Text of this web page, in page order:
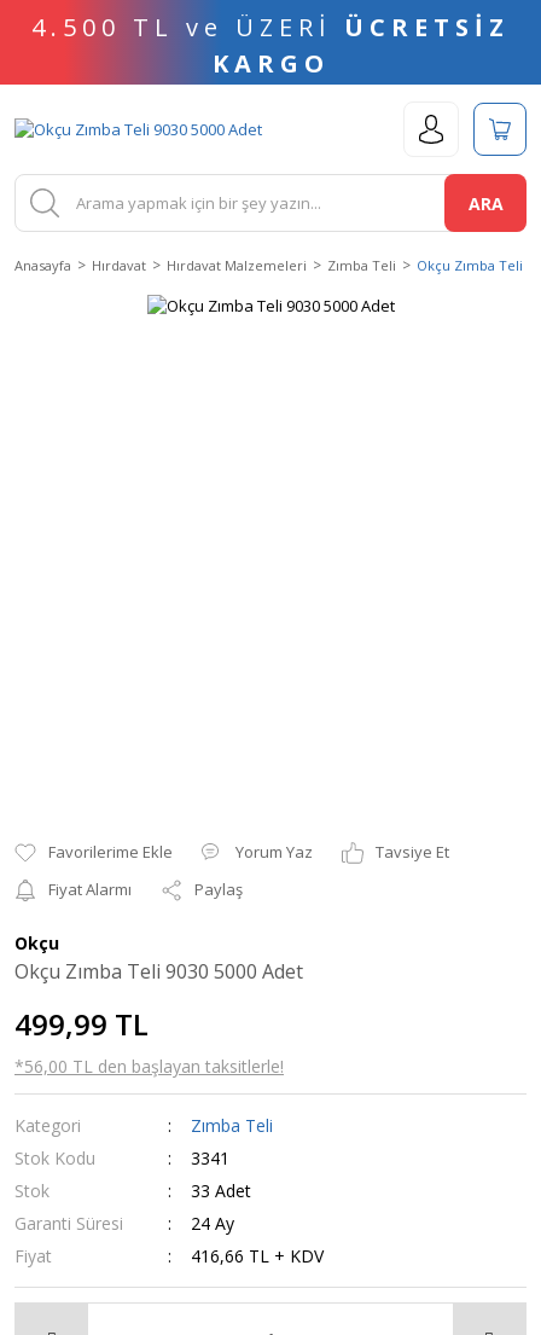
4.500 TL ve ÜZERİ ÜCRETSİZ
KARGO
ARA
Anasayfa Hırdavat Hırdavat Malzemeleri Zımba Teli Okçu Zımba Teli
Yorum Yaz
Tavsiye Et
Fiyat Alarmı
Paylaş
Okçu
Okçu Zımba Teli 9030 5000 Adet
499,99 TL
*56,00 TL den başlayan taksitlerle!
Kategori
Zımba Teli
Stok Kodu
3341
Stok
33 Adet
Garanti Süresi
24 Ay
Fiyat
416,66 TL + KDV